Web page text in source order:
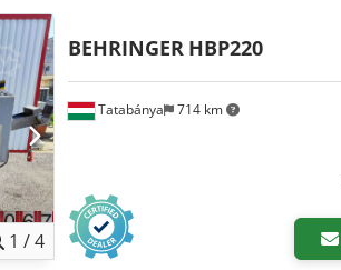
1 /4
Tatabánya 714 km
BEHRINGER HBP220